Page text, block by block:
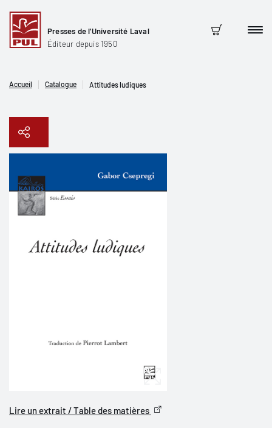
Presses de l'Université Laval
Éditeur depuis 1950
Panier
Accueil Catalogue Attitudes ludiques
Copier le lien
Lire un extrait / Table des matières